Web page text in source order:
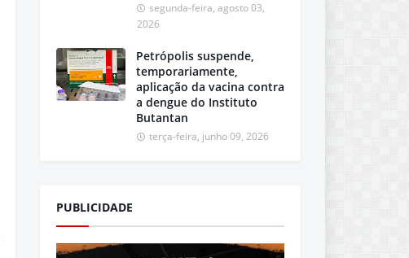
segunda-feira, agosto 03,
2026
Petrópolis suspende,
temporariamente,
aplicação da vacina contra
a dengue do Instituto
Butantan
terça-feira, junho 09, 2026
PUBLICIDADE